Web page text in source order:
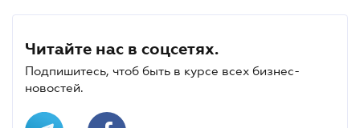
Читайте нас в соцсетях.
Подпишитесь, чтоб быть в курсе всех бизнес-
новостей.